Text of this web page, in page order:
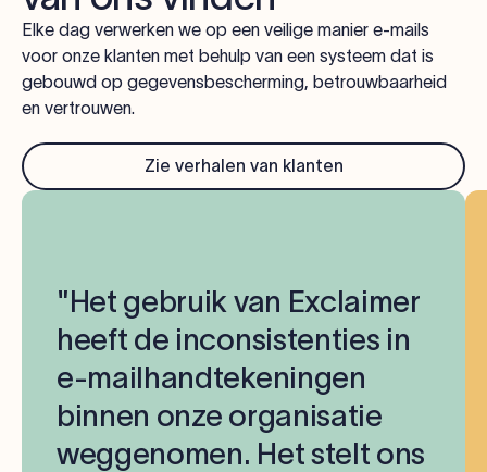
Elke dag verwerken we op een veilige manier e-mails
voor onze klanten met behulp van een systeem dat is
gebouwd op gegevensbescherming, betrouwbaarheid
en vertrouwen.
Zie verhalen van klanten
"Het gebruik van Exclaimer
heeft de inconsistenties in
e-mailhandtekeningen
binnen onze organisatie
weggenomen. Het stelt ons